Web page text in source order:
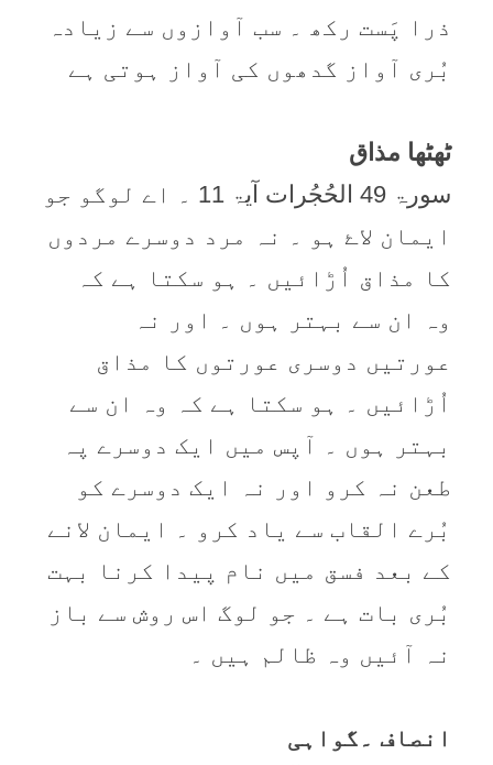
ذرا پَست رکھ ۔ سب آوازوں سے زیادہ
بُری آواز گدھوں کی آواز ہوتی ہے
ٹھٹھا مذاق
سورۃ 49 الحُجُرات آیۃ 11 ۔ اے لوگو جو
ایمان لاۓ ہو ۔ نہ مرد دوسرے مردوں
کا مذاق اُڑائیں ۔ ہو سکتا ہے کہ
وہ ان سے بہتر ہوں ۔ اور نہ
عورتیں دوسری عورتوں کا مذاق
اُڑائیں ۔ ہو سکتا ہے کہ وہ ان سے
بہتر ہوں ۔ آپس میں ایک دوسرے پہ
طعن نہ کرو اور نہ ایک دوسرے کو
بُرے القاب سے یاد کرو ۔ ایمان لانے
کے بعد فسق میں نام پیدا کرنا بہت
بُری بات ہے ۔ جو لوگ اس روش سے باز
نہ آئیں وہ ظالم ہیں ۔
انصاف ۔گواہی